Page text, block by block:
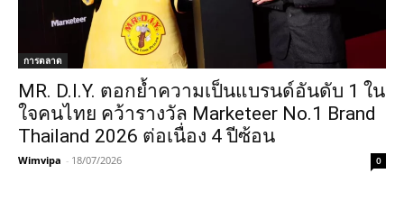
การตลาด
MR. D.I.Y. ตอกย้ำความเป็นแบรนด์อันดับ 1 ใน
ใจคนไทย คว้ารางวัล Marketeer No.1 Brand
Thailand 2026 ต่อเนื่อง 4 ปีซ้อน
Wimvipa - 18/07/2026 0